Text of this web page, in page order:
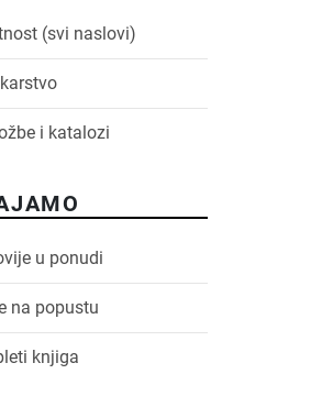
(svi naslovi)
i katalozi
u ponudi
na popustu
knjiga